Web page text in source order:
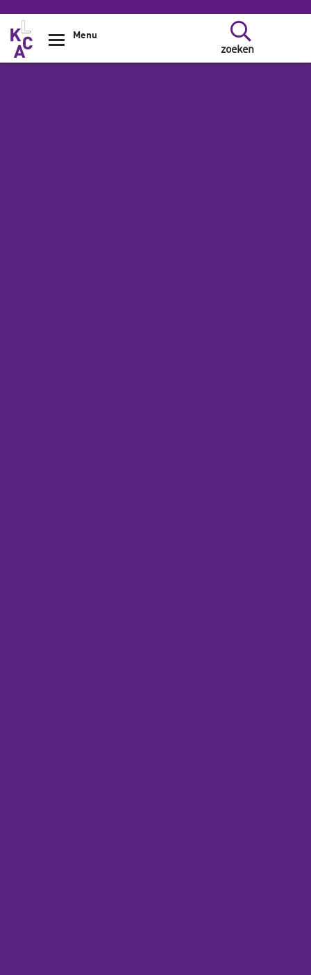
Overslaan en naar de inhoud gaan
zoeken
Menu